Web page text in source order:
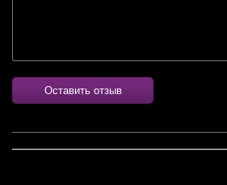
Оставить отзыв